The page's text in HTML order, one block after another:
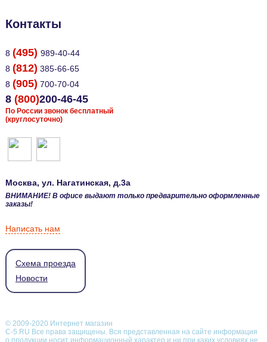
Контакты
8 (495) 989-40-44
8 (812) 385-66-65
8 (905) 700-70-04
8 (800)200-46-45
По России звонок бесплатный
(круглосуточно)
Москва, ул. Нагатинская, д.3а
ВНИМАНИЕ! В офисе выдают только предварительно оформленные
заказы!
Написать нам
Схема проезда
Новости
© 2009-2020 Интернет магазин
С-5.RU Все права защищены. Вся представленная на сайте информация
о продукции носит информационный характер и ни при каких условиях не